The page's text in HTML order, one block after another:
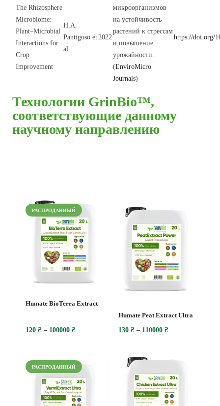
The Rhizosphere
Microbiome:
Plant–Microbial
Interactions for
Crop
Improvement
H.A.
Pantigoso et
al.
2022
микроорганизмов
на устойчивость
растений к стрессам
и повышение
урожайности.
(EnviroMicro
Journals)
https://doi.org/
Технологии GrinBio™,
соответствующие данному
научному направлению
РАСПРОДАННЫЙ
Humate BioTerra Extract
120 ₴ – 100000 ₴
Humate Peat Extract Ultra
130 ₴ – 110000 ₴
РАСПРОДАННЫЙ